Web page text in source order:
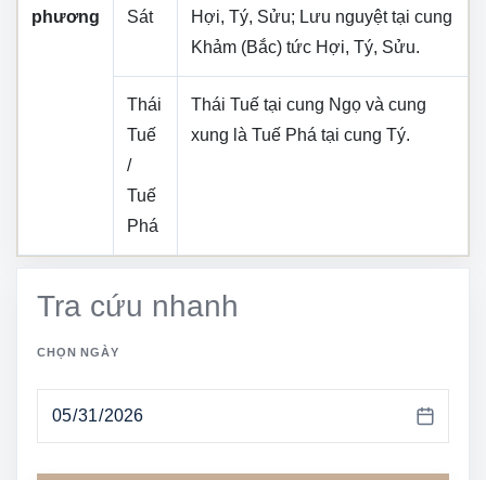
phương
Sát
Hợi, Tý, Sửu; Lưu nguyệt tại cung
Khảm (Bắc) tức Hợi, Tý, Sửu.
Thái
Tuế
/
Tuế
Phá
Thái Tuế tại cung Ngọ và cung
xung là Tuế Phá tại cung Tý.
Tra cứu nhanh
CHỌN NGÀY